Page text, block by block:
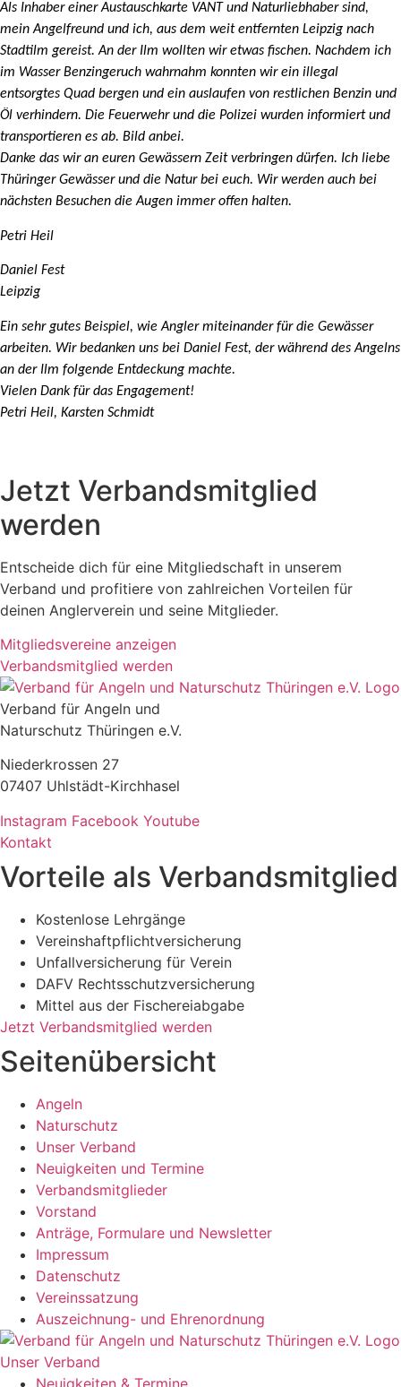
Als Inhaber einer Austauschkarte VANT und Naturliebhaber sind,
mein Angelfreund und ich, aus dem weit entfernten Leipzig nach
Stadtilm gereist. An der Ilm wollten wir etwas fischen. Nachdem ich
im Wasser Benzingeruch wahrnahm konnten wir ein illegal
entsorgtes Quad bergen und ein auslaufen von restlichen Benzin und
Öl verhindern. Die Feuerwehr und die Polizei wurden informiert und
transportieren es ab. Bild anbei.
Danke das wir an euren Gewässern Zeit verbringen dürfen. Ich liebe
Thüringer Gewässer und die Natur bei euch. Wir werden auch bei
nächsten Besuchen die Augen immer offen halten.
Petri Heil
Daniel Fest
Leipzig
Ein sehr gutes Beispiel, wie Angler miteinander für die Gewässer
arbeiten. Wir bedanken uns bei Daniel Fest, der während des Angelns
an der Ilm folgende Entdeckung machte.
Vielen Dank für das Engagement!
Petri Heil, Karsten Schmidt
Jetzt Verbandsmitglied
werden
Entscheide dich für eine Mitgliedschaft in unserem
Verband und profitiere von zahlreichen Vorteilen für
deinen Anglerverein und seine Mitglieder.
Mitgliedsvereine anzeigen
Verbandsmitglied werden
Verband für Angeln und
Naturschutz Thüringen e.V.
Niederkrossen 27
07407 Uhlstädt-Kirchhasel
Instagram Facebook Youtube
Kontakt
Vorteile als Verbandsmitglied
Kostenlose Lehrgänge
Vereinshaftpflichtversicherung
Unfallversicherung für Verein
DAFV Rechtsschutzversicherung
Mittel aus der Fischereiabgabe
Jetzt Verbandsmitglied werden
Seitenübersicht
Angeln
Naturschutz
Unser Verband
Neuigkeiten und Termine
Verbandsmitglieder
Vorstand
Anträge, Formulare und Newsletter
Impressum
Datenschutz
Vereinssatzung
Auszeichnung- und Ehrenordnung
Unser Verband
Neuigkeiten & Termine